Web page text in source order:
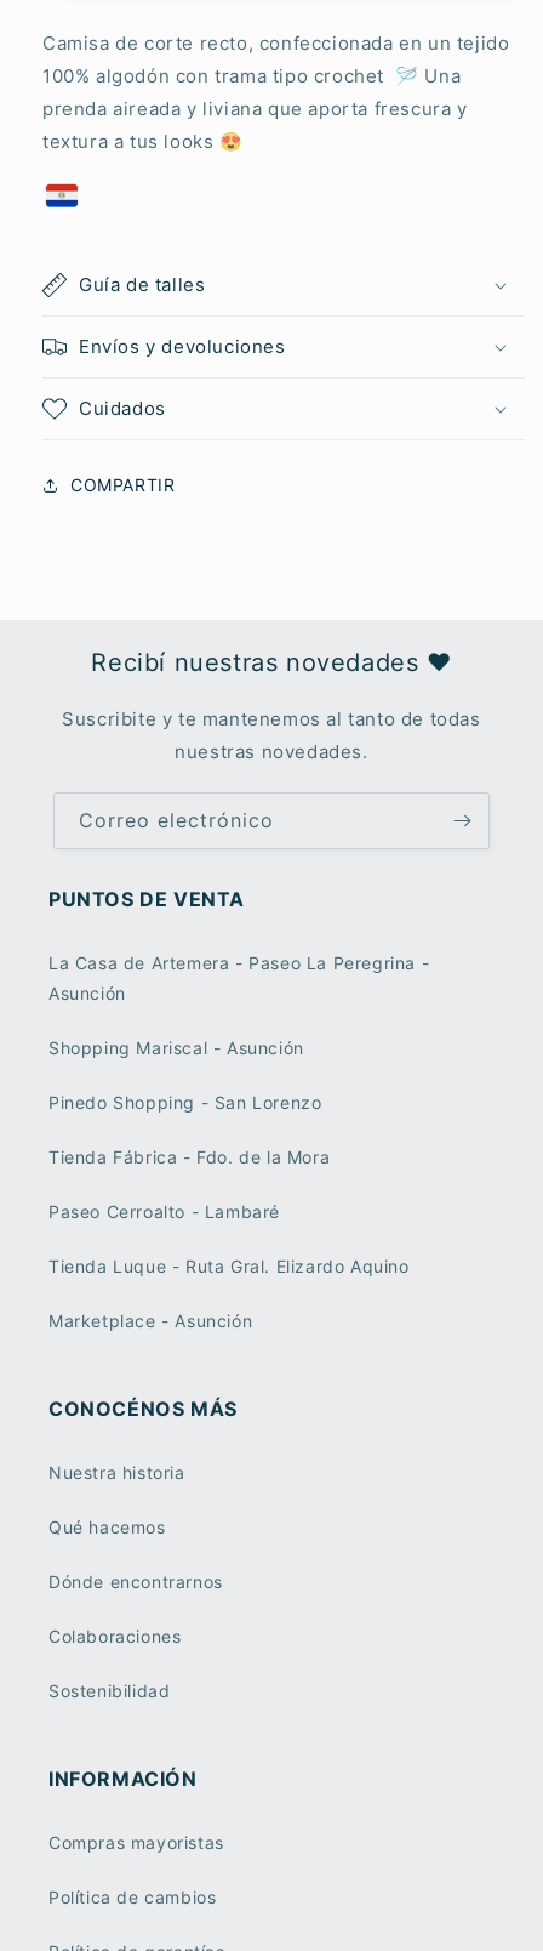
Camisa de corte recto, confeccionada en un tejido
100% algodón con trama tipo crochet 🪡 Una
prenda aireada y liviana que aporta frescura y
textura a tus looks 😍
Guía de talles
Envíos y devoluciones
Cuidados
COMPARTIR
Recibí nuestras novedades ♥︎
Suscribite y te mantenemos al tanto de todas
nuestras novedades.
Correo electrónico
PUNTOS DE VENTA
La Casa de Artemera - Paseo La Peregrina -
Asunción
Shopping Mariscal - Asunción
Pinedo Shopping - San Lorenzo
Tienda Fábrica - Fdo. de la Mora
Paseo Cerroalto - Lambaré
Tienda Luque - Ruta Gral. Elizardo Aquino
Marketplace - Asunción
CONOCÉNOS MÁS
Nuestra historia
Qué hacemos
Dónde encontrarnos
Colaboraciones
Sostenibilidad
INFORMACIÓN
Compras mayoristas
Política de cambios